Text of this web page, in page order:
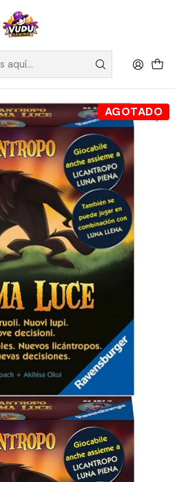
GRATIS a Regiones sobre
Editorial Ravensburger
- Español
AGOTADO